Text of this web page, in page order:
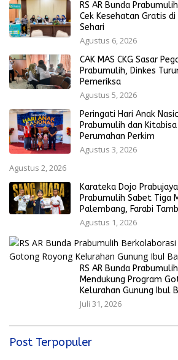
RS AR Bunda
Cek Kesehatan Gratis
Sehari
Agustus 6, 2026
CAK MAS CKG Sasar
Prabumulih, Dinkes
Pemeriksa
Agustus 5, 2026
Peringati Hari Anak
Prabumulih dan
Perumahan Perkim
Agustus 3, 2026
Agustus 2, 2026
Karateka Dojo
Prabumulih Sabet Tiga
Palembang, Farabi
Agustus 1, 2026
RS AR Bunda
Mendukung Program
Kelurahan Gunung Ibul
Juli 31, 2026
Post Terpopuler